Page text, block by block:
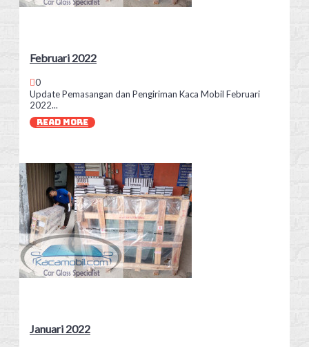
Februari 2022
0
Update Pemasangan dan Pengiriman Kaca Mobil Februari
2022...
READ MORE
Januari 2022